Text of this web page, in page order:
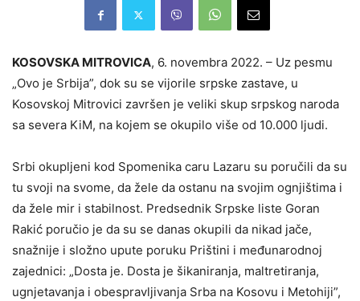
KOSOVSKA MITROVICA, 6. novembra 2022. – Uz pesmu
„Ovo je Srbija”, dok su se vijorile srpske zastave, u
Kosovskoj Mitrovici završen je veliki skup srpskog naroda
sa severa KiM, na kojem se okupilo više od 10.000 ljudi.
Srbi okupljeni kod Spomenika caru Lazaru su poručili da su
tu svoji na svome, da žele da ostanu na svojim ognjištima i
da žele mir i stabilnost. Predsednik Srpske liste Goran
Rakić poručio je da su se danas okupili da nikad jače,
snažnije i složno upute poruku Prištini i međunarodnoj
zajednici: „Dosta je. Dosta je šikaniranja, maltretiranja,
ugnjetavanja i obespravljivanja Srba na Kosovu i Metohiji”,